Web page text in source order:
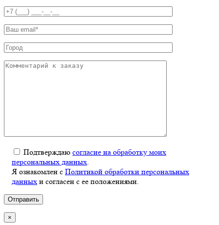
Подтверждаю согласие на обработку моих
персональных данных
Я ознакомлен с Политикой обработки персональных
данных и согласен с ее положениями.
×